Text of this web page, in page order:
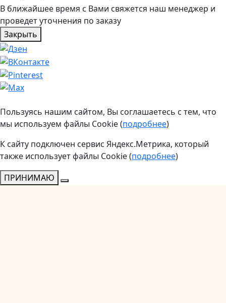
В ближайшее время с Вами свяжется наш менеджер и
проведет уточнения по заказу
Закрыть
Пользуясь нашим сайтом, Вы соглашаетесь с тем, что
мы используем файлы Cookie (подробнее)
К сайту подключен сервис Яндекс.Метрика, который
также использует файлы Cookie (подробнее)
ПРИНИМАЮ